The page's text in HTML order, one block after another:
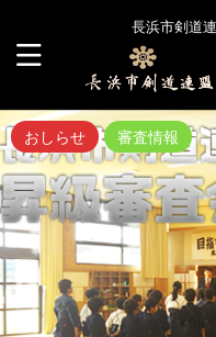
長浜市剣道
おしらせ 審査情報